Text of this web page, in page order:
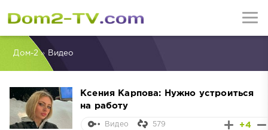
Дом-2» Видео
Ксения Карпова: Нужно устроиться
на работу
+4
Видео 579